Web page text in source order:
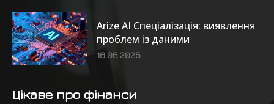
Arize AI Спеціалізація: виявлення
проблем із даними
16.06.2025
Цікаве про фінанси